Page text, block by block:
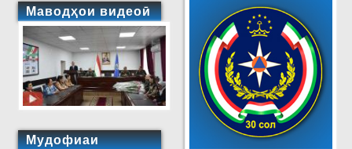
Маводҳои видеоӣ
Мудофиаи